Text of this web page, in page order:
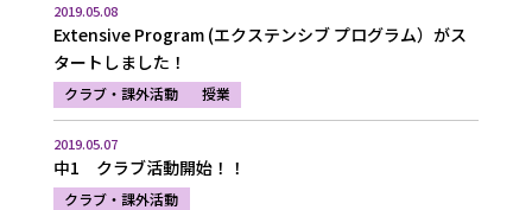
2019.05.08
Extensive Program (エクステンシブ プログラム）がス
タートしました！
クラブ・課外活動 授業
2019.05.07
中1 クラブ活動開始！！
クラブ・課外活動